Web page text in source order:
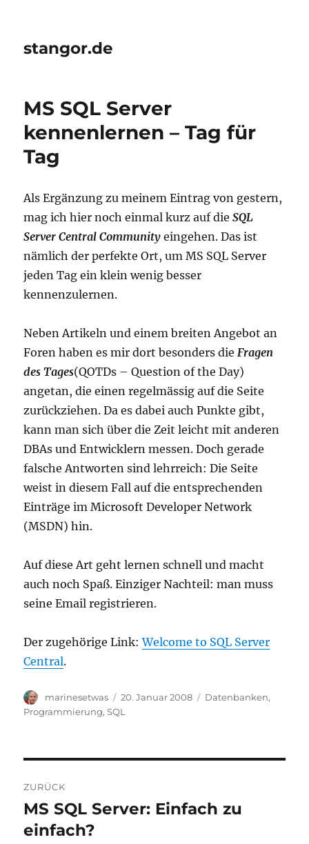
stangor.de
MS SQL Server
kennenlernen – Tag für
Tag
Als Ergänzung zu meinem Eintrag von gestern,
mag ich hier noch einmal kurz auf dieSQL
Server Central Community eingehen. Das ist
nämlich der perfekte Ort, um MS SQL Server
jeden Tag ein klein wenig besser
kennenzulernen.
Neben Artikeln und einem breiten Angebot an
Foren haben es mir dort besonders dieFragen
des Tages(QOTDs – Question of the Day)
angetan, die einen regelmässig auf die Seite
zurückziehen. Da es dabei auch Punkte gibt,
kann man sich über die Zeit leicht mit anderen
DBAs und Entwicklern messen. Doch gerade
falsche Antworten sind lehrreich: Die Seite
weist in diesem Fall auf die entsprechenden
Einträge im Microsoft Developer Network
(MSDN) hin.
Auf diese Art geht lernen schnell und macht
auch noch Spaß. Einziger Nachteil: man muss
seine Email registrieren.
Der zugehörige Link:Welcome to SQL Server
Central.
Autor
marinesetwas
Veröffentlicht
am
20. Januar 2008 Kategorien
Datenbanken,
Programmierung,SQL
ZURÜCK
Vorheriger
Beitrag:
MS SQL Server: Einfach zu
einfach?